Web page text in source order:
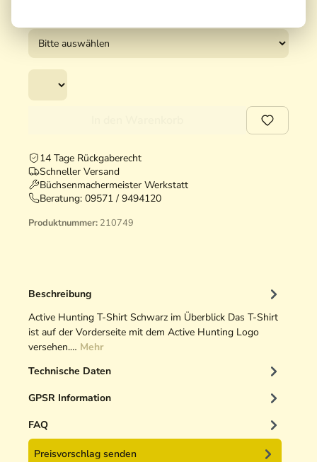
14 Tage Rückgaberecht
Schneller Versand
Büchsenmachermeister Werkstatt
Beratung: 09571 / 9494120
Produktnummer: 210749
Beschreibung
Active Hunting T-Shirt Schwarz im Überblick Das T-Shirt
ist auf der Vorderseite mit dem Active Hunting Logo
versehen.… Mehr
Technische Daten
GPSR Information
FAQ
Preisvorschlag senden